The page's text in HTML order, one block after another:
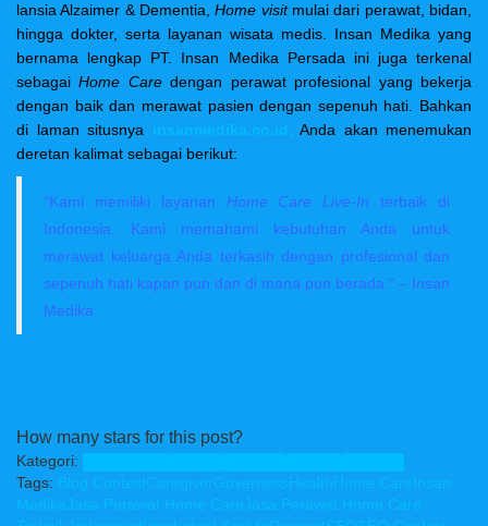
lansia Alzaimer & Dementia,Home visitmulai dari perawat, bidan,
hingga dokter, serta layanan wisata medis. Insan Medika yang
bernama lengkap PT. Insan Medika Persada ini juga terkenal
sebagaiHome Caredengan perawat profesional yang bekerja
dengan baik dan merawat pasien dengan sepenuh hati. Bahkan
di laman situsnya insanmedika.co.id, Anda akan menemukan
deretan kalimat sebagai berikut:
“Kami memiliki layanan Home Care Live-In terbaik di
Indonesia. Kami memahami kebutuhan Anda untuk
merawat keluarga Anda terkasih dengan profesional dan
sepenuh hati kapan pun dan di mana pun berada.” – Insan
Medika
How many stars for this post?
Kategori:
Tags: Blog ContestCaregiverGovernessHealthHome Care Insan
MedikaJasa Perawat Home CareJasa Perawat Home Care